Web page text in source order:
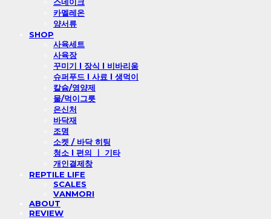
스네이크
카멜레온
양서류
SHOP
사육세트
사육장
꾸미기 l 장식 l 비바리움
슈퍼푸드 l 사료 l 생먹이
칼슘/영양제
물/먹이그릇
은신처
바닥재
조명
소켓 / 바닥 히팅
청소 l 편의 ㅣ 기타
개인결제창
REPTILE LIFE
SCALES
VANMORI
ABOUT
REVIEW